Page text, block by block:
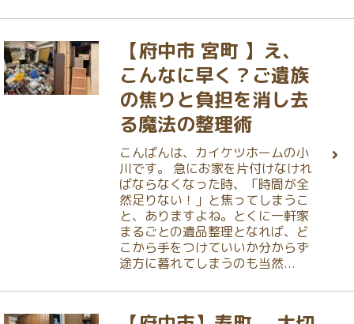
【府中市 宮町 】え、
こんなに早く？ご遺族
の焦りと負担を消し去
る魔法の整理術
こんばんは、カイケツホームの小
川です。 急にお家を片付けなけれ
ばならなくなった時、「時間が全
然足りない！」と焦ってしまうこ
と、ありますよね。とくに一軒家
まるごとの遺品整理となれば、ど
こから手をつけていいか分からず
途方に暮れてしまうのも当然...